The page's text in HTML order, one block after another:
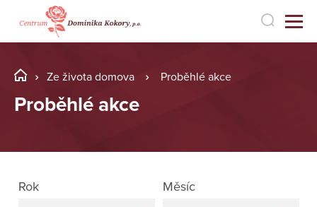
Ze života domova Proběhlé akce
Proběhlé akce
Rok
Měsíc